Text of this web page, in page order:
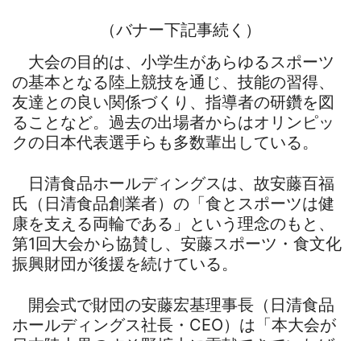
（バナー下記事続く）
大会の目的は、小学生があらゆるスポーツ
の基本となる陸上競技を通じ、技能の習得、
友達との良い関係づくり、指導者の研鑽を図
ることなど。過去の出場者からはオリンピッ
クの日本代表選手らも多数輩出している。
日清食品ホールディングスは、故安藤百福
氏（日清食品創業者）の「食とスポーツは健
康を支える両輪である」という理念のもと、
第1回大会から協賛し、安藤スポーツ・食文化
振興財団が後援を続けている。
開会式で財団の安藤宏基理事長（日清食品
ホールディングス社長・CEO）は「本大会が